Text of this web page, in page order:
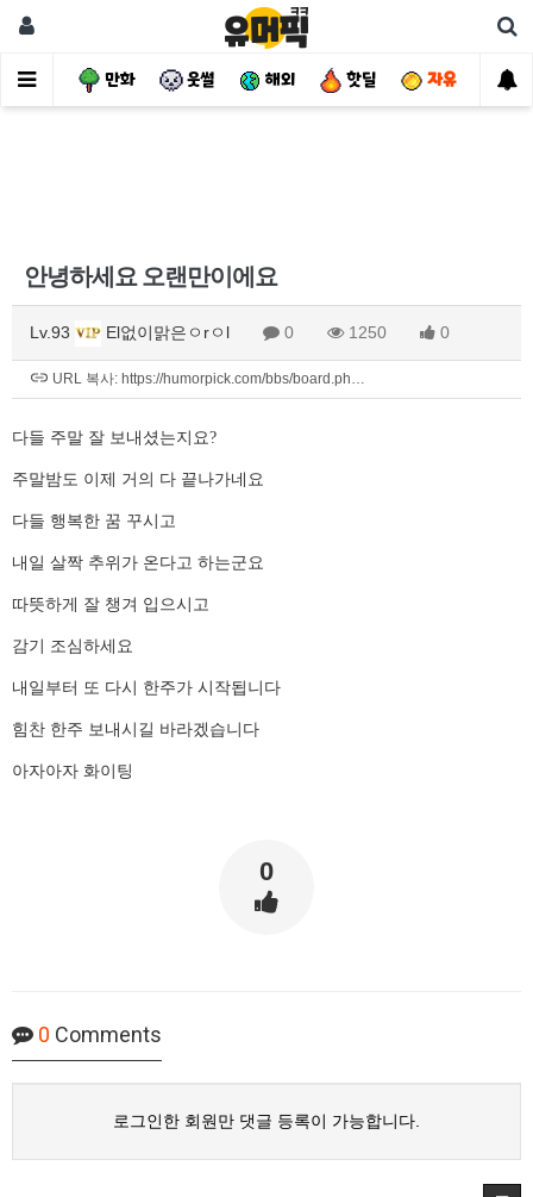
사건 만화 웃썰 해외 핫딜 자유
안녕하세요 오랜만이에요
Lv.93 El없이맑은ㅇrㅇl 0 1250 0
URL 복사: https://humorpick.com/bbs/board.ph…
다들 주말 잘 보내셨는지요?
주말밤도 이제 거의 다 끝나가네요
다들 행복한 꿈 꾸시고
내일 살짝 추위가 온다고 하는군요
따뜻하게 잘 챙겨 입으시고
감기 조심하세요
내일부터 또 다시 한주가 시작됩니다
힘찬 한주 보내시길 바라겠습니다
아자아자 화이팅
0
0 Comments
로그인한 회원만 댓글 등록이 가능합니다.